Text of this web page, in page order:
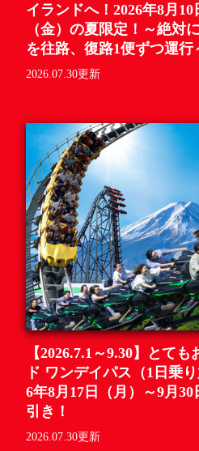
イランドへ！2026年8月10
（金）の夏限定！～絶対
を往路、復路1便ずつ運行
2026.07.30更新
【2026.7.1～9.30】とて
ド ワンデイパス（1日乗
6年8月17日（月）～9月30
引き！
2026.07.30更新